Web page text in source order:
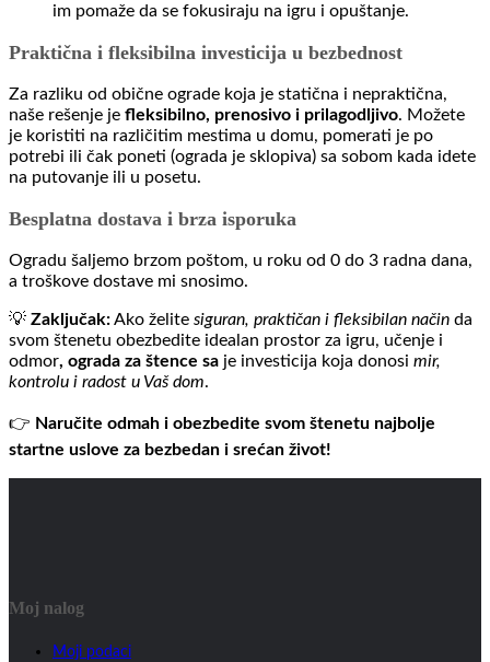
im pomaže da se fokusiraju na igru i opuštanje.
Praktična i fleksibilna investicija u bezbednost
Za razliku od obične ograde koja je statična i nepraktična,
naše rešenje je fleksibilno, prenosivo i prilagodljivo. Možete
je koristiti na različitim mestima u domu, pomerati je po
potrebi ili čak poneti (ograda je sklopiva) sa sobom kada idete
na putovanje ili u posetu.
Besplatna dostava i brza isporuka
Ogradu šaljemo brzom poštom, u roku od 0 do 3 radna dana,
a troškove dostave mi snosimo.
💡 Zaključak:Ako želite siguran, praktičan i fleksibilan način da
svom štenetu obezbedite idealan prostor za igru, učenje i
odmor, ograda za štence sa je investicija koja donosi mir,
kontrolu i radost u Vaš dom.
👉 Naručite odmah i obezbedite svom štenetu najbolje
startne uslove za bezbedan i srećan život!
Moj nalog
Moji podaci